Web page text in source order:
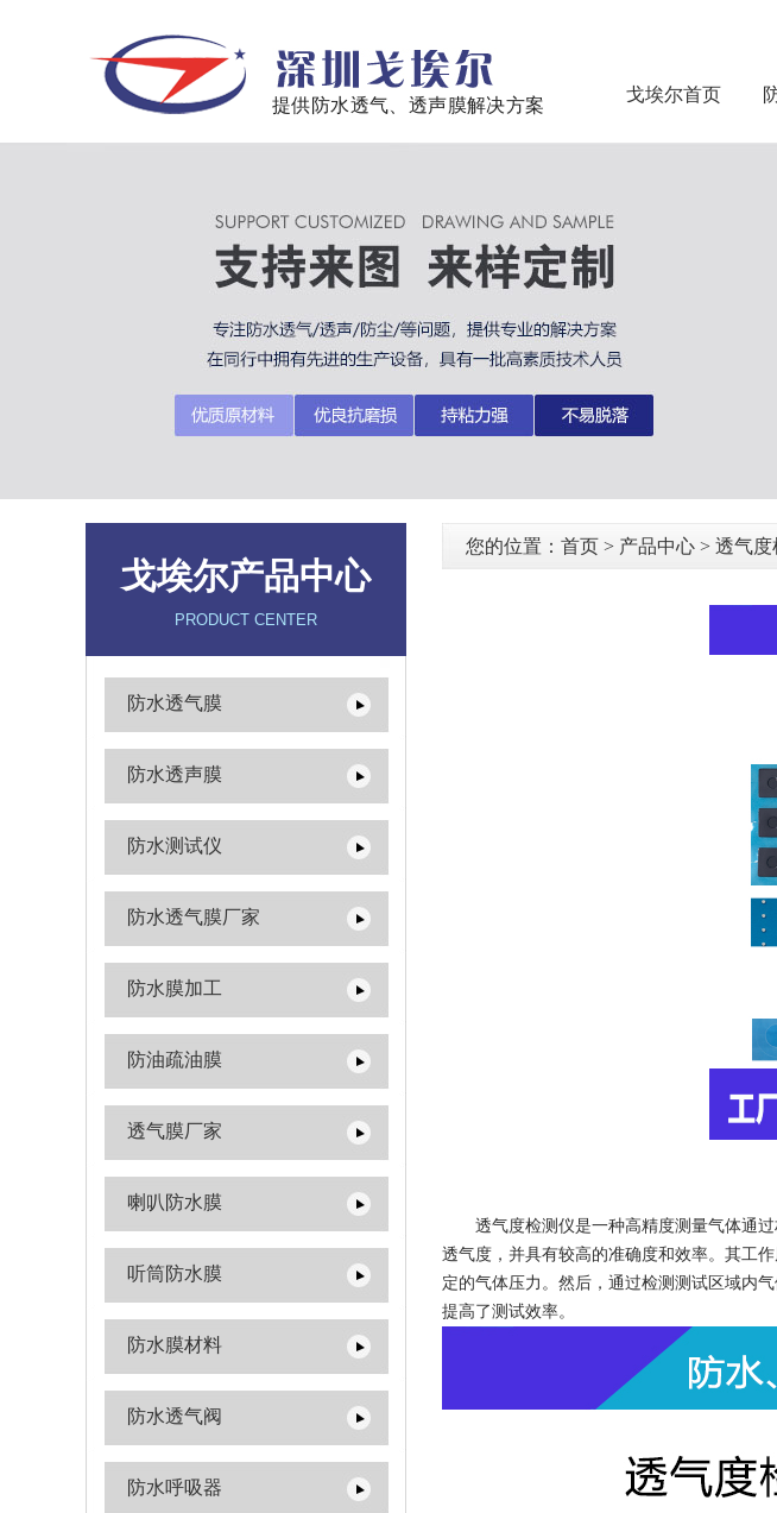
提供防水透气、透声膜解决方案
戈埃尔首页
戈埃尔产品中心
PRODUCT CENTER
防水透气膜
防水透声膜
防水测试仪
防水透气膜厂家
防水膜加工
防油疏油膜
透气膜厂家
喇叭防水膜
听筒防水膜
防水膜材料
防水透气阀
防水呼吸器
您的位置： 首页 > 产品中心 > 透气
透气度检测仪是一种高精度测量气体通过
透气度，并具有较高的准确度和效率。其工
定的气体压力。然后，通过检测测试区域内
提高了测试效率。